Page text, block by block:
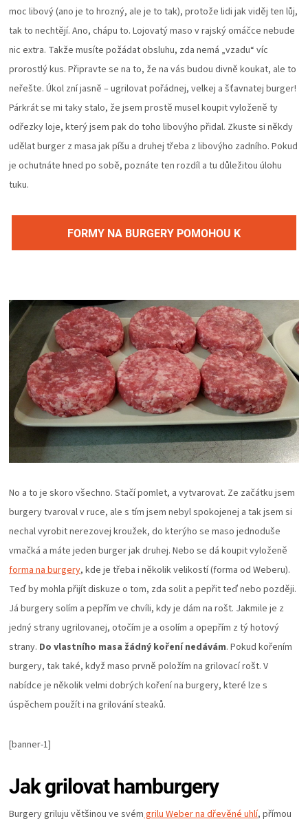
moc libový (ano je to hrozný, ale je to tak), protože lidi jak viděj ten lůj,
tak to nechtějí. Ano, chápu to. Lojovatý maso v rajský omáčce nebude
nic extra. Takže musíte požádat obsluhu, zda nemá „vzadu“ víc
prorostlý kus. Připravte se na to, že na vás budou divně koukat, ale to
neřešte. Úkol zní jasně – ugrilovat pořádnej, velkej a šťavnatej burger!
Párkrát se mi taky stalo, že jsem prostě musel koupit vyloženě ty
odřezky loje, který jsem pak do toho libovýho přidal. Zkuste si někdy
udělat burger z masa jak píšu a druhej třeba z libovýho zadního. Pokud
je ochutnáte hned po sobě, poznáte ten rozdíl a tu důležitou úlohu
tuku.
FORMY NA BURGERY POMOHOU K
No a to je skoro všechno. Stačí pomlet, a vytvarovat. Ze začátku jsem
burgery tvaroval v ruce, ale s tím jsem nebyl spokojenej a tak jsem si
nechal vyrobit nerezovej kroužek, do kterýho se maso jednoduše
vmačká a máte jeden burger jak druhej. Nebo se dá koupit vyloženě
forma na burgery, kde je třeba i několik velikostí (forma od Weberu).
Teď by mohla přijít diskuze o tom, zda solit a pepřit teď nebo později.
Já burgery solím a pepřím ve chvíli, kdy je dám na rošt. Jakmile je z
jedný strany ugrilovanej, otočím je a osolím a opepřím z tý hotový
strany. Do vlastního masa žádný koření nedávám. Pokud kořením
burgery, tak také, když maso prvně položím na grilovací rošt. V
nabídce je několik velmi dobrých koření na burgery, které lze s
úspěchem použít i na grilování steaků.
[banner-1]
Jak grilovat hamburgery
Burgery griluju většinou ve svémgrilu Weber na dřevěné uhlí, přímou